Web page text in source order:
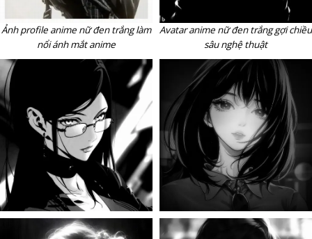
Ảnh profile anime nữ đen trắng làm
nổi ánh mắt anime
Avatar anime nữ đen trắng gợi chiều
sâu nghệ thuật